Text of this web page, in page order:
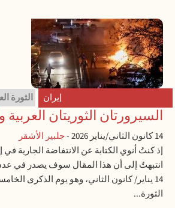
إيران الثورة
السيرورتان الثوريتان العربية
14 كانون الثاني/يناير 2026 -جلبير الأشقر
إذ كنتُ أنوي الكتابة عن الانتفاضة الجارية
انتبهتُ إلى أن هذا المقال سوف يصدر في
14 يناير/ كانون الثاني، وهو يوم الذكرى
الثورة...